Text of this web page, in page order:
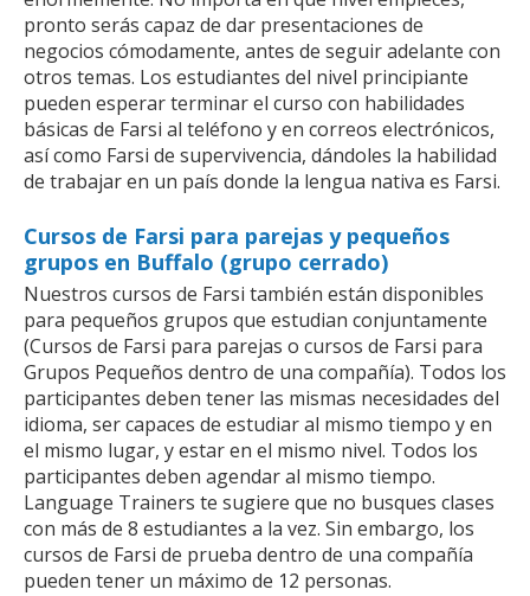
pronto serás capaz de dar presentaciones de
negocios cómodamente, antes de seguir adelante con
otros temas. Los estudiantes del nivel principiante
pueden esperar terminar el curso con habilidades
básicas de Farsi al teléfono y en correos electrónicos,
así como Farsi de supervivencia, dándoles la habilidad
de trabajar en un país donde la lengua nativa es Farsi.
Cursos de Farsi para parejas y pequeños
grupos en Buffalo (grupo cerrado)
Nuestros cursos de Farsi también están disponibles
para pequeños grupos que estudian conjuntamente
(Cursos de Farsi para parejas o cursos de Farsi para
Grupos Pequeños dentro de una compañía). Todos los
participantes deben tener las mismas necesidades del
idioma, ser capaces de estudiar al mismo tiempo y en
el mismo lugar, y estar en el mismo nivel. Todos los
participantes deben agendar al mismo tiempo.
Language Trainers te sugiere que no busques clases
con más de 8 estudiantes a la vez. Sin embargo, los
cursos de Farsi de prueba dentro de una compañía
pueden tener un máximo de 12 personas.